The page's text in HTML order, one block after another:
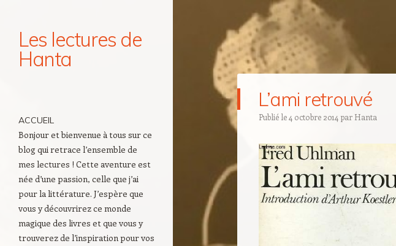
Les lectures de
Hanta
L’ami retrouvé
Publié le4 octobre 2014 par Hanta
ACCUEIL
Bonjour et bienvenue à tous sur ce
blog qui retrace l’ensemble de
mes lectures ! Cette aventure est
née d’une passion, celle que j’ai
pour la littérature. J’espère que
vous y découvrirez ce monde
magique des livres et que vous y
trouverez de l’inspiration pour vos